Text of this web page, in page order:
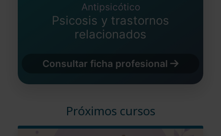
Antipsicótico
Psicosis y trastornos
relacionados
Consultar ficha profesional
Próximos cursos